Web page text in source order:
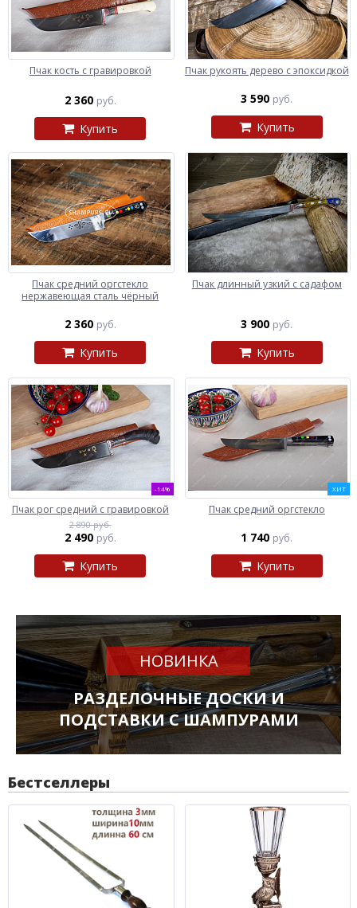
Пчак кость с гравировкой
2 360 руб.
Купить
Пчак рукоять дерево с эпоксидкой
3 590 руб.
Купить
Пчак средний оргстекло
нержавеющая сталь чёрный
2 360 руб.
Купить
Пчак длинный узкий с садафом
3 900 руб.
Купить
-14%
Пчак рог средний с гравировкой
2 890 руб.
2 490 руб.
Купить
ХИТ
Пчак средний оргстекло
1 740 руб.
Купить
НОВИНКА
РАЗДЕЛОЧНЫЕ ДОСКИ И
ПОДСТАВКИ С ШАМПУРАМИ
Бестселлеры